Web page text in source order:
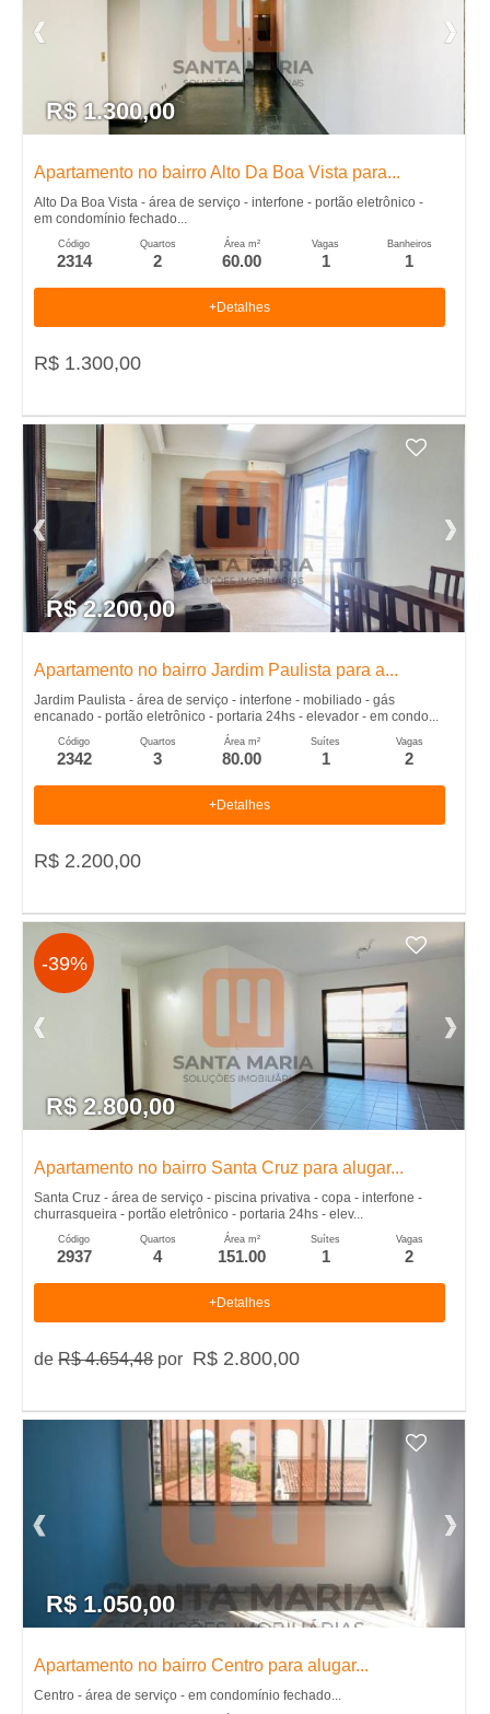
R$ 1.300,00
Apartamento no bairro Alto Da Boa Vista para...
Alto Da Boa Vista - área de serviço - interfone - portão eletrônico -
em condomínio fechado...
Código
2314
Quartos
2
Área m²
60.00
Vagas
1
Banheiros
1
+Detalhes
R$ 1.300,00
R$ 2.200,00
Apartamento no bairro Jardim Paulista para a...
Jardim Paulista - área de serviço - interfone - mobiliado - gás
encanado - portão eletrônico - portaria 24hs - elevador - em condo...
Código
2342
Quartos
3
Área m²
80.00
Suítes
1
Vagas
2
+Detalhes
R$ 2.200,00
-39%
R$ 2.800,00
Apartamento no bairro Santa Cruz para alugar...
Santa Cruz - área de serviço - piscina privativa - copa - interfone -
churrasqueira - portão eletrônico - portaria 24hs - elev...
Código
2937
Quartos
4
Área m²
151.00
Suítes
1
Vagas
2
+Detalhes
deR$ 4.654,48por R$ 2.800,00
R$ 1.050,00
Apartamento no bairro Centro para alugar...
Centro - área de serviço - em condomínio fechado...